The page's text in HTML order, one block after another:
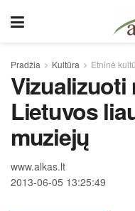
Pradžia Kultūra Etninė
Lietuvos
muziejų
www.alkas.lt
2013-06-05 13:25:49